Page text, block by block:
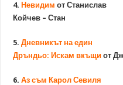
4. Невидим от Станислав
Койчев – Стан
5.Дневникът на един
Дръндьо: Искам вкъщи от
6.Аз съм Карол Севиля